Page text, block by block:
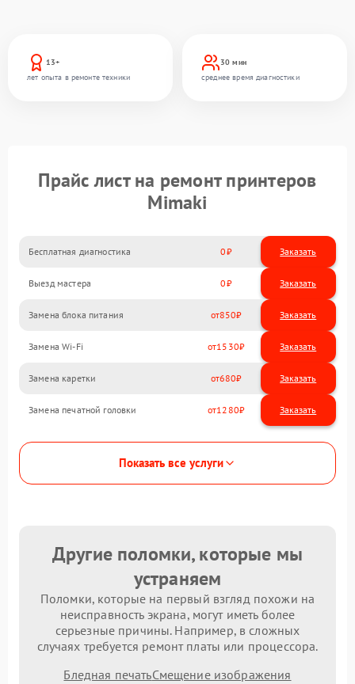
13+
лет опыта в ремонте техники
30 мин
среднее время диагностики
Прайс лист на ремонт принтеров
Mimaki
Бесплатная диагностика 0 Заказать
Выезд мастера 0 Заказать
Замена блока питания 850
Замена Wi-Fi 1530
Замена каретки 680
Замена печатной головки 1280
Показать все услуги
Другие поломки, которые мы
устраняем
Поломки, которые на первый взгляд похожи на
неисправность экрана, могут иметь более
серьезные причины. Например, в сложных
случаях требуется ремонт платы или процессора.
Бледная печатьСмещение изображения